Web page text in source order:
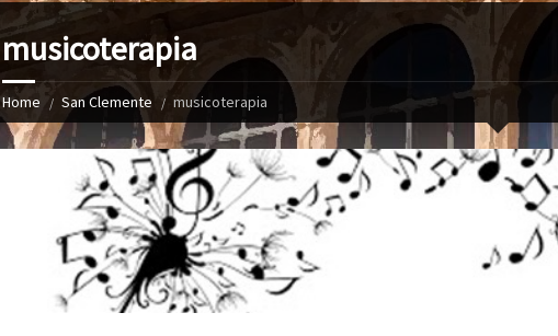
musicoterapia
Home San Clemente musicoterapia